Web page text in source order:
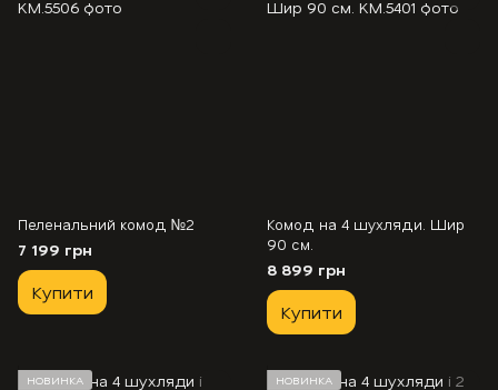
Пеленальний комод №2
7 199 грн
Купити
Комод на 4 шухляди. Шир
90 см.
8 899 грн
Купити
НОВИНКА НОВИНКА